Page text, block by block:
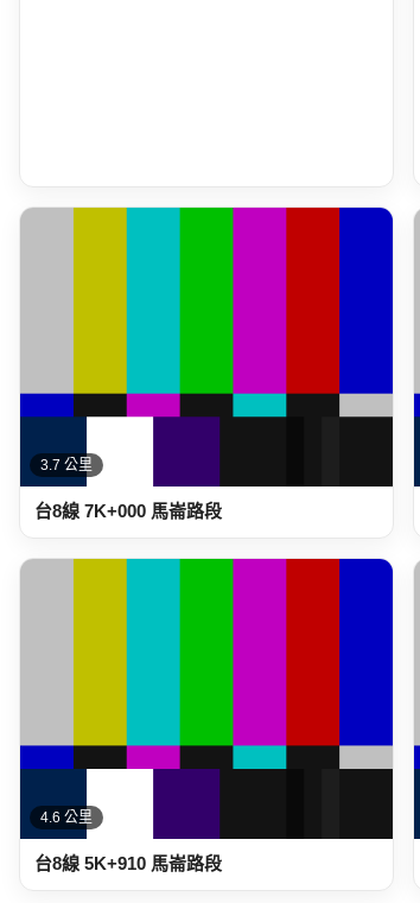
3.7 公里
台8線 7K+000 馬崙路段
4.6 公里
台8線 5K+910 馬崙路段